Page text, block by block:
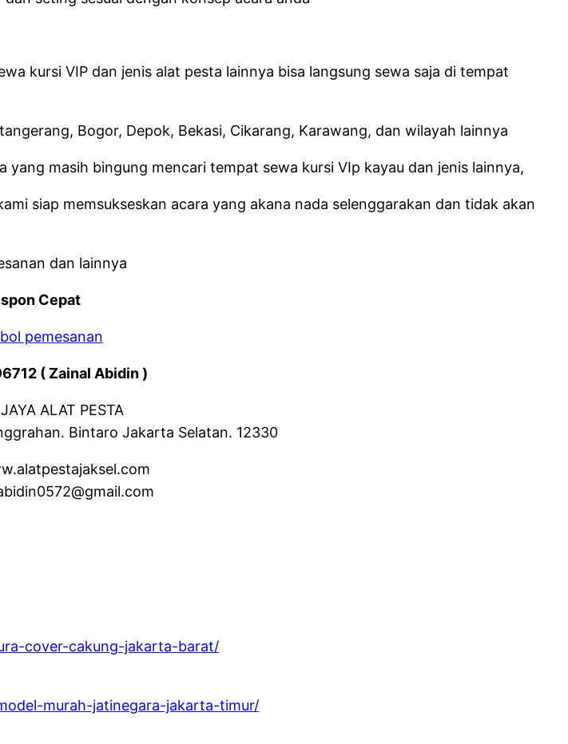
kursi VIP dan jenis alat pesta lainnya bisa langsung sewa saja di tempat
Bogor, Depok, Bekasi, Cikarang, Karawang, dan wilayah lainnya
masih bingung mencari tempat sewa kursi VIp kayau dan jenis lainnya,
siap memsukseskan acara yang akana nada selenggarakan dan tidak akan
dan lainnya
Cepat
( Zainal Abidin )
ALAT PESTA
Bintaro Jakarta Selatan. 12330
cover-cakung-jakarta-barat/
murah-jatinegara-jakarta-timur/